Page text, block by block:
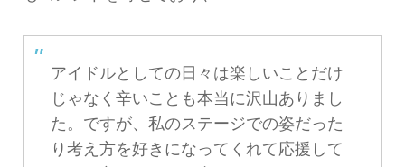
アイドルとしての日々は楽しいことだけ
じゃなく辛いことも本当に沢山ありまし
た。ですが、私のステージでの姿だった
り考え方を好きになってくれて応援して